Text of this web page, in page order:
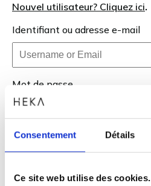
Consentement Détails
Ce site web utilise des cookies.
Nouvel utilisateur? Cliquez ici.
Identifiant ou adresse e-mail
Mot de passe
Se souvenir de moi